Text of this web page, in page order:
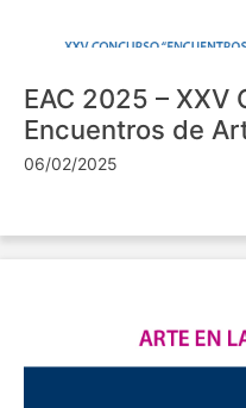
EAC 2025 – XXV
Encuentros de
06/02/2025